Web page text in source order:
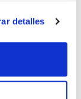
detalles